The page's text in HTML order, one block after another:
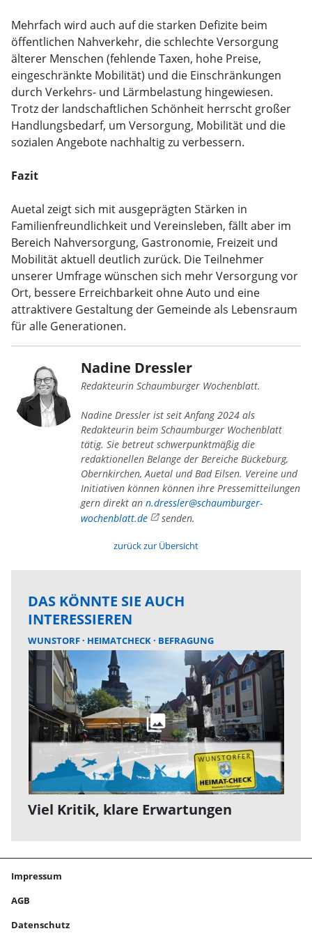
Mehrfach wird auch auf die starken Defizite beim
öffentlichen Nahverkehr, die schlechte Versorgung
älterer Menschen (fehlende Taxen, hohe Preise,
eingeschränkte Mobilität) und die Einschränkungen
durch Verkehrs- und Lärmbelastung hingewiesen.
Trotz der landschaftlichen Schönheit herrscht großer
Handlungsbedarf, um Versorgung, Mobilität und die
sozialen Angebote nachhaltig zu verbessern.
Fazit
Auetal zeigt sich mit ausgeprägten Stärken in
Familienfreundlichkeit und Vereinsleben, fällt aber im
Bereich Nahversorgung, Gastronomie, Freizeit und
Mobilität aktuell deutlich zurück. Die Teilnehmer
unserer Umfrage wünschen sich mehr Versorgung vor
Ort, bessere Erreichbarkeit ohne Auto und eine
attraktivere Gestaltung der Gemeinde als Lebensraum
für alle Generationen.
Nadine Dressler
Redakteurin Schaumburger Wochenblatt.
Nadine Dressler ist seit Anfang 2024 als
Redakteurin beim Schaumburger Wochenblatt
tätig. Sie betreut schwerpunktmäßig die
redaktionellen Belange der Bereiche Bückeburg,
Obernkirchen, Auetal und Bad Eilsen. Vereine und
Initiativen können können ihre Pressemitteilungen
gern direkt an n.dressler@schaumburger-
wochenblatt.de
senden.
zurück zur Übersicht
DAS KÖNNTE SIE AUCH
INTERESSIEREN
WUNSTORF HEIMATCHECK BEFRAGUNG
Viel Kritik, klare Erwartungen
Impressum
AGB
Datenschutz